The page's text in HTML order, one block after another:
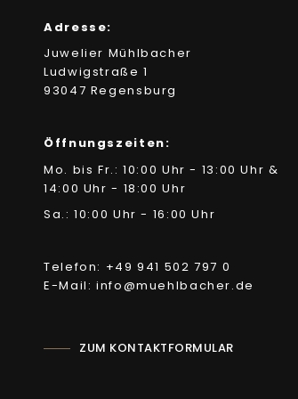
Adresse:
Juwelier Mühlbacher
Ludwigstraße 1
93047 Regensburg
Öffnungszeiten:
Mo. bis Fr.: 10:00 Uhr - 13:00 Uhr &
14:00 Uhr - 18:00 Uhr
Sa.: 10:00 Uhr - 16:00 Uhr
Telefon: +49 941 502 797 0
E-Mail: info@muehlbacher.de
ZUM KONTAKTFORMULAR